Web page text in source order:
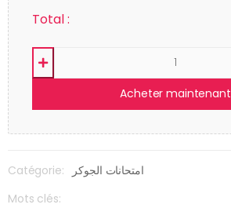
Total :
Acheter maintenant
Catégorie:
امتحانات الجوكر
Mots clés: